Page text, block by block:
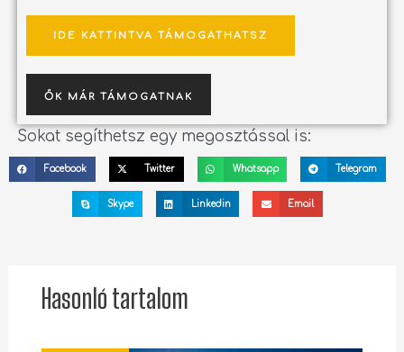
IDE KATTINTVA TÁMOGATHATSZ
ŐK MÁR TÁMOGATNAK
Sokat segíthetsz egy megosztással is:
Facebook Twitter Whatsapp Telegram
Skype Linkedin Email
Hasonló tartalom